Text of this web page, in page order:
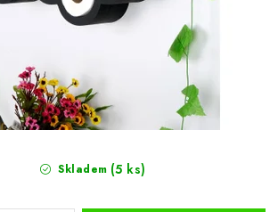
Skladem (5 ks)